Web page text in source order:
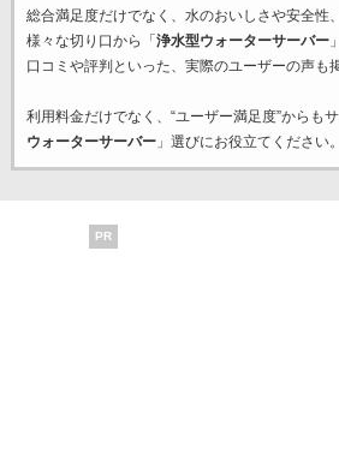
総合満足度だけでなく、水のおいしさや安全性
様々な切り口から「 浄水型ウォーターサーバー
口コミや評判といった、実際のユーザーの声も
利用料金だけでなく、“ユーザー満足度”からも
ウォーターサーバー」選びにお役立てください。
PR